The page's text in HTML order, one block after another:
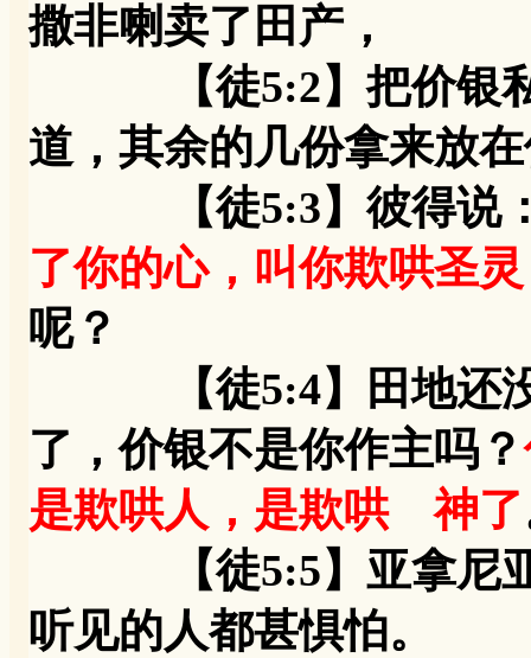
撒非喇卖了田产，
【徒5:2】把价银私
道，其余的几份拿来放
【徒5:3】彼得说：
了你的心，叫你欺哄圣
呢？
【徒5:4】田地还没
了，价银不是你作主吗？
是欺哄人，是欺哄 神了
【徒5:5】亚拿尼亚
听见的人都甚惧怕。